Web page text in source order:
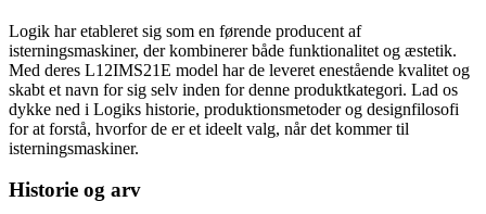
Logik har etableret sig som en førende producent af
isterningsmaskiner, der kombinerer både funktionalitet og æstetik.
Med deres L12IMS21E model har de leveret enestående kvalitet og
skabt et navn for sig selv inden for denne produktkategori. Lad os
dykke ned i Logiks historie, produktionsmetoder og designfilosofi
for at forstå, hvorfor de er et ideelt valg, når det kommer til
isterningsmaskiner.
Historie og arv